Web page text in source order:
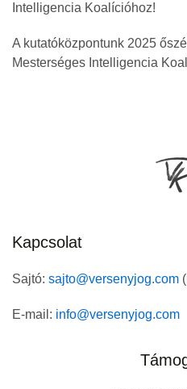
Intelligencia Koalícióhoz!
A kutatóközpontunk 2025
Mesterséges Intelligencia
Kapcsolat
Sajtó: sajto@versenyjog.com
E-mail: info@versenyjog.com